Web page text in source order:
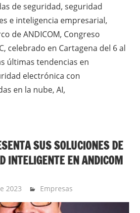
de seguridad, seguridad
e inteligencia empresarial,
de ANDICOM, Congreso
celebrado en Cartagena del 6 al
últimas tendencias en
electrónica con
en la nube, AI,
SUS SOLUCIONES DE
INTELIGENTE EN ANDICOM
2023 YesidAguilar
Empresas